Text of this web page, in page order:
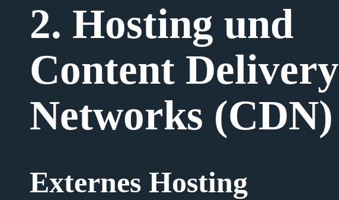
2. Hosting und
Content Delivery
Networks (CDN)
Externes Hosting